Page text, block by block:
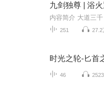
九剑独尊 | 浴
251 27.2
时光之轮-匕首
46 2523